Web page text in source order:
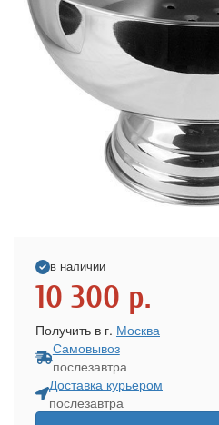
в наличии
10 300 р.
Получить в г. Москва
Самовывоз
послезавтра
Доставка курьером
послезавтра